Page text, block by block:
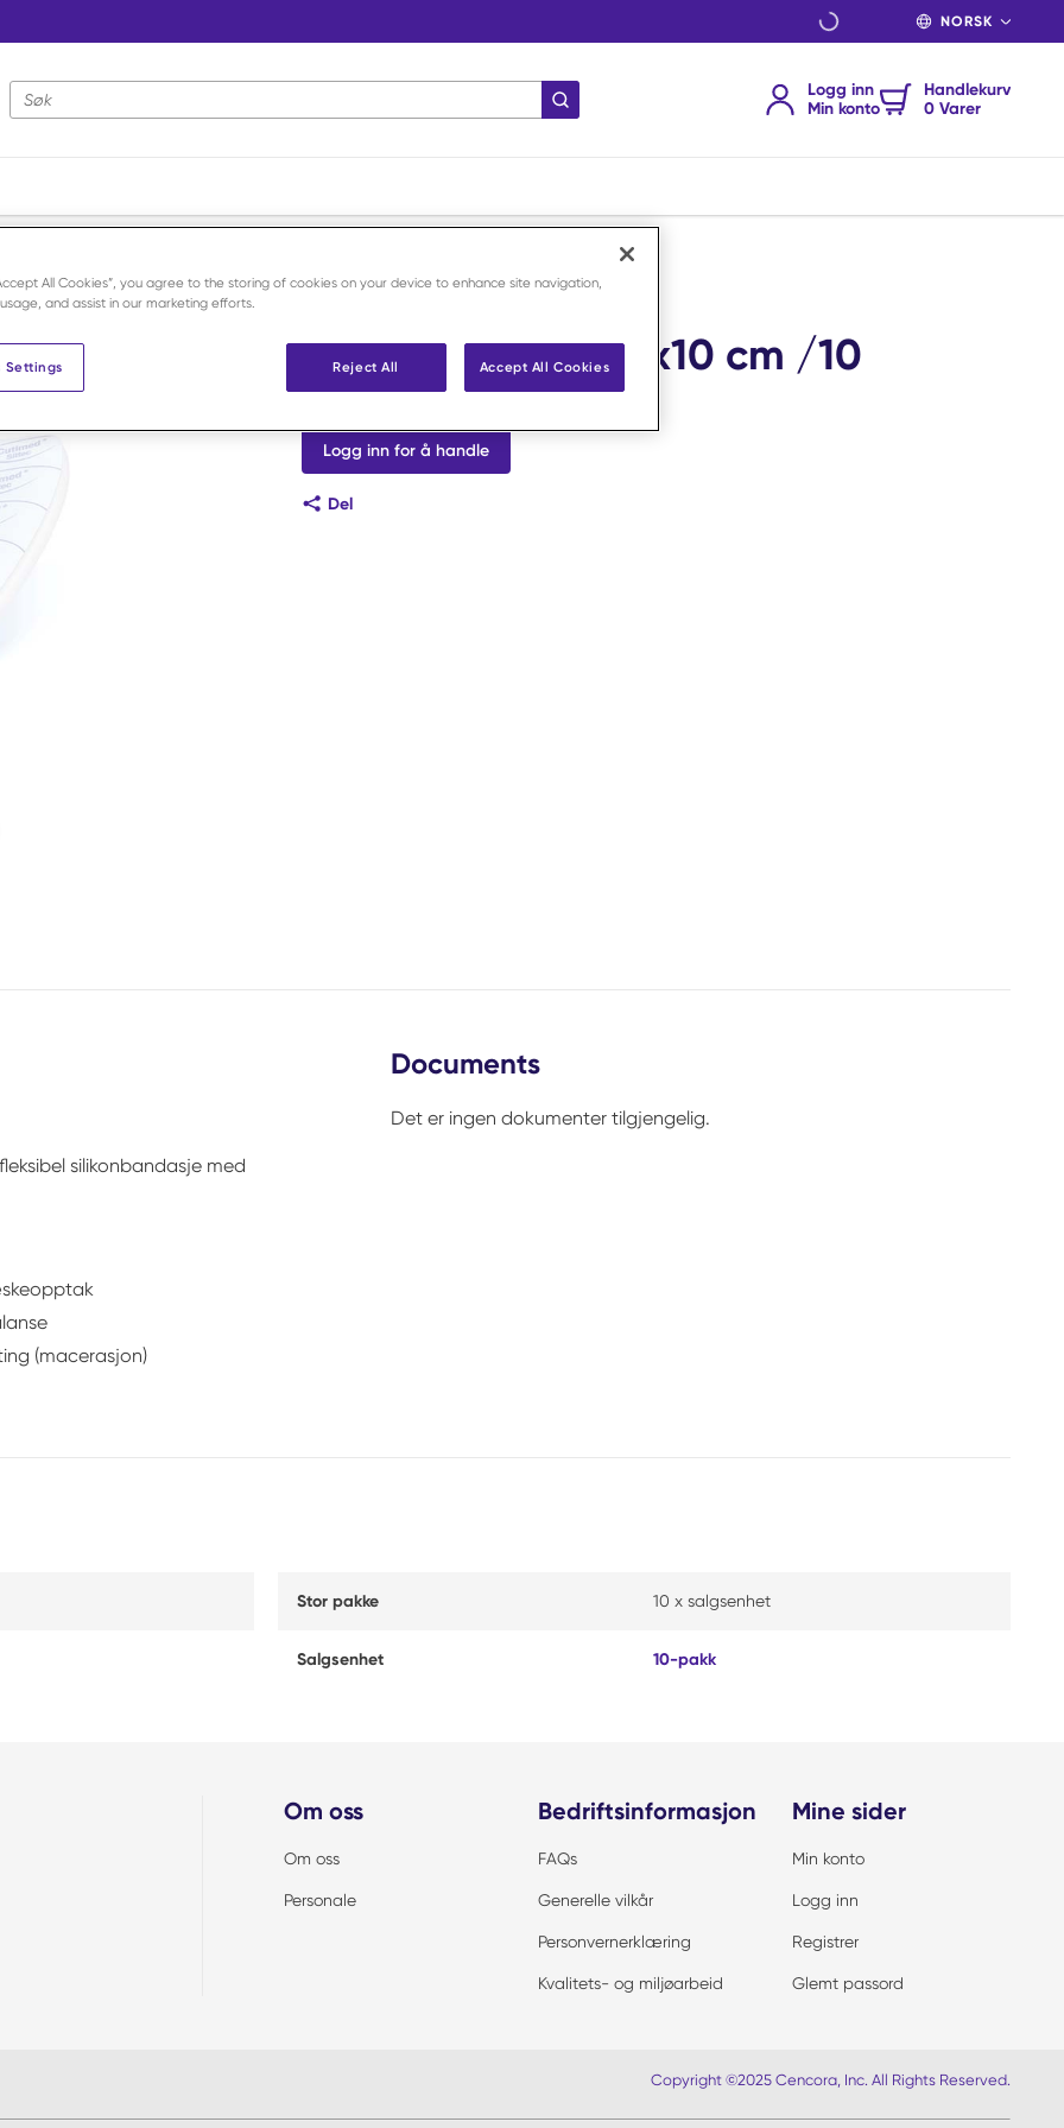
SPRÅK
Nettstedsøk
send søk
Logg inn
Min konto
Handlekurv
0 Varer
Cutimed Siltec 10x10 cm /10
Logg inn for å handle
Del
silikonbandasje med
(macerasjon)
Documents
Det er ingen dokumenter tilgjengelig.
Stor pakke 10 x salgsenhet
Salgsenhet 10-pakk
Om oss
Om oss
Personale
Bedriftsinformasjon
FAQs
Generelle vilkår
Personvernerklæring
Kvalitets- og miljøarbeid
Mine sider
Min konto
Logg inn
Registrer
Glemt passord
Copyright ©2025 Cencora, Inc. All Rights Reserved.
All Cookies”, you agree to the storing of cookies on your device to enhance site navigation,
and assist in our marketing efforts.
Reject All Accept All Cookies
Settings